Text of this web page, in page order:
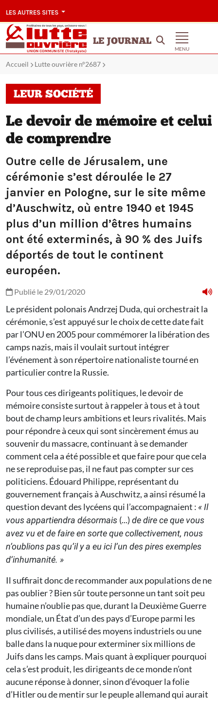
LES AUTRES SITES
LE JOURNAL
MENU
Accueil Lutte ouvrière n°2687
LEUR SOCIÉTÉ
Le devoir de mémoire et celui
de comprendre
Outre celle de Jérusalem, une
cérémonie s’est déroulée le 27
janvier en Pologne, sur le site même
d’Auschwitz, où entre 1940 et 1945
plus d’un million d’êtres humains
ont été exterminés, à 90 % des Juifs
déportés de tout le continent
européen.
Publié le 29/01/2020
Le président polonais Andrzej Duda, qui orchestrait la
cérémonie, s’est appuyé sur le choix de cette date fait
par l’ONU en 2005 pour commémorer la libération des
camps nazis, mais il voulait surtout intégrer
l’événement à son répertoire nationaliste tourné en
particulier contre la Russie.
Pour tous ces dirigeants politiques, le devoir de
mémoire consiste surtout à rappeler à tous et à tout
bout de champ leurs ambitions et leurs rivalités. Mais
pour répondre à ceux qui sont sincèrement émus au
souvenir du massacre, continuant à se demander
comment cela a été possible et que faire pour que cela
ne se reproduise pas, il ne faut pas compter sur ces
politiciens. Édouard Philippe, représentant du
gouvernement français à Auschwitz, a ainsi résumé la
question devant des lycéens qui l’accompagnaient : «Il
vous appartiendra désormais (...) de dire ce que vous
avez vu et de faire en sorte que collectivement, nous
n’oublions pas qu’il y a eu ici l’un des pires exemples
d’inhumanité. »
Il suffirait donc de recommander aux populations de ne
pas oublier ? Bien sûr toute personne un tant soit peu
humaine n’oublie pas que, durant la ­Deuxième Guerre
mondiale, un État d’un des pays d’Europe parmi les
plus civilisés, a utilisé des moyens industriels ou une
balle dans la nuque pour exterminer six millions de
Juifs dans les camps. Mais quant à expliquer pourquoi
cela s’est produit, les dirigeants de ce monde n’ont
aucune réponse à donner, sinon d’évoquer la folie
d’Hitler ou de mentir sur le peuple allemand qui aurait